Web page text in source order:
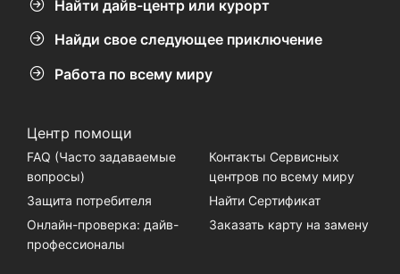
Найти дайв-центр или курорт
Найди свое следующее приключение
Работа по всему миру
Центр помощи
FAQ (Часто задаваемые
вопросы)
Контакты Сервисных
центров по всему миру
Защита потребителя
Найти Сертификат
Онлайн-проверка: дайв-
профессионалы
Заказать карту на замену